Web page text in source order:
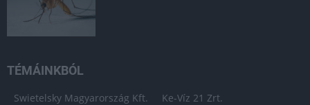
TÉMÁINKBÓL
Swietelsky Magyarország Kft. Ke-Víz 21 Zrt.